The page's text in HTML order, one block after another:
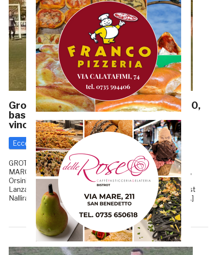
Grottammare-Sassoferrato Genga 1-0,
basta una zampata di De Panicis per
vincere
Eccellenza 5 Gennaio 2020 Enrico Tassotti
GROTTAMMARE – SASSOFERRATO GENGA 1-0
MARCATORE: 16’st De Panicis GROTTAMMARE: Palanca,
Orsini, Marini, Ferrari (34’st Ricci), Haxhiu (62’ Crescenzi),
Lanza, Jallow (12’st Iovannisci), De Cesare, Ciabuschi (40’st
Nallira), De Panicis (30’st Amadio), Vallorani. All. Manoni […]